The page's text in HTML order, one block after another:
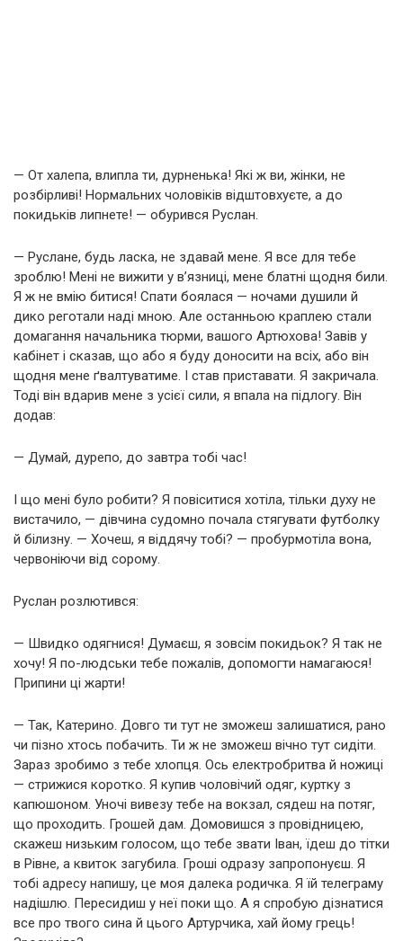
— От халепа, влипла ти, дурненька! Які ж ви, жінки, не
розбірливі! Нормальних чоловіків відштовхуєте, а до
покидьків липнете! — обурився Руслан.
— Руслане, будь ласка, не здавай мене. Я все для тебе
зроблю! Мені не вижити у в’язниці, мене блатні щодня били.
Я ж не вмію битися! Спати боялася — ночами душили й
дико реготали наді мною. Але останньою краплею стали
домагання начальника тюрми, вашого Артюхова! Завів у
кабінет і сказав, що або я буду доносити на всіх, або він
щодня мене ґвалтуватиме. І став приставати. Я закричала.
Тоді він вдарив мене з усієї сили, я впала на підлогу. Він
додав:
— Думай, дурепо, до завтра тобі час!
І що мені було робити? Я повіситися хотіла, тільки духу не
вистачило, — дівчина судомно почала стягувати футболку
й білизну. — Хочеш, я віддячу тобі? — пробурмотіла вона,
червоніючи від сорому.
Руслан розлютився:
— Швидко одягнися! Думаєш, я зовсім покидьок? Я так не
хочу! Я по-людськи тебе пожалів, допомогти намагаюся!
Припини ці жарти!
— Так, Катерино. Довго ти тут не зможеш залишатися, рано
чи пізно хтось побачить. Ти ж не зможеш вічно тут сидіти.
Зараз зробимо з тебе хлопця. Ось електробритва й ножиці
— стрижися коротко. Я купив чоловічий одяг, куртку з
капюшоном. Уночі вивезу тебе на вокзал, сядеш на потяг,
що проходить. Грошей дам. Домовишся з провідницею,
скажеш низьким голосом, що тебе звати Іван, їдеш до тітки
в Рівне, а квиток загубила. Гроші одразу запропонуєш. Я
тобі адресу напишу, це моя далека родичка. Я їй телеграму
надішлю. Пересидиш у неї поки що. А я спробую дізнатися
все про твого сина й цього Артурчика, хай йому грець!